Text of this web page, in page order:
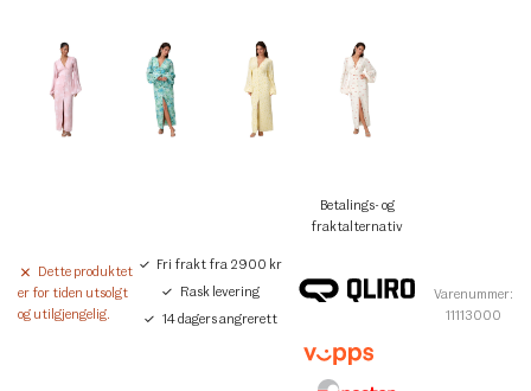
Dette produktet
er for tiden utsolgt
og utilgjengelig.
Fri frakt fra 2900 kr
Rask levering
14 dagers angrerett
Betalings- og
fraktalternativ
Varenummer:
11113000